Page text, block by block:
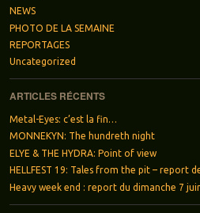
NEWS
PHOTO DE LA SEMAINE
REPORTAGES
Uncategorized
ARTICLES RÉCENTS
Metal-Eyes: c’est la fin…
MONNEKYN: The hundreth night
ELYE & THE HYDRA: Point of view
HELLFEST 19: Tales from the pit – report
Heavy week end : report du dimanche 7